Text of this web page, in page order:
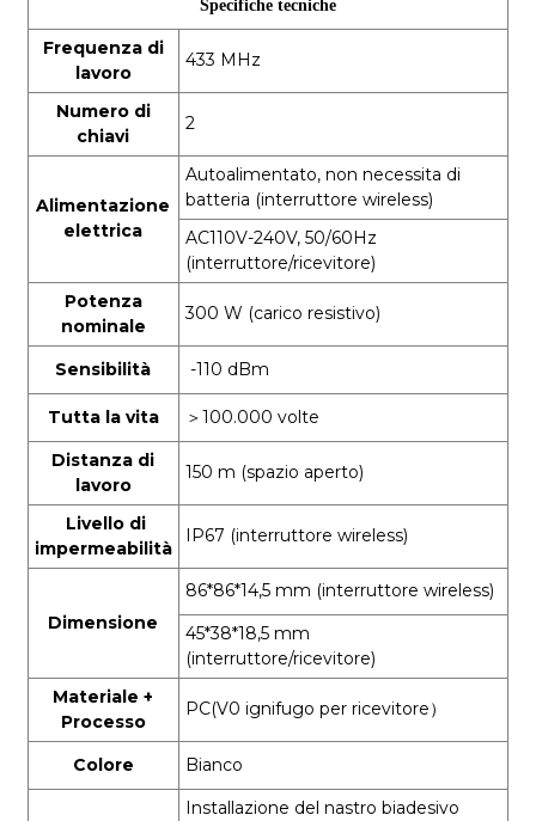
Specifiche tecniche
Frequenza di
lavoro
433 MHz
Numero di
chiavi
2
Alimentazione
elettrica
Autoalimentato, non necessita di
batteria (interruttore wireless)
AC110V-240V, 50/60Hz
(interruttore/ricevitore)
Potenza
nominale
300 W (carico resistivo)
Sensibilità -110 dBm
Tutta la vita ＞100.000 volte
Distanza di
lavoro
150 m (spazio aperto)
Livello di
impermeabilità
IP67 (interruttore wireless)
Dimensione
86*86*14,5 mm (interruttore wireless)
45*38*18,5 mm
(interruttore/ricevitore)
Materiale +
Processo
PC(V0 ignifugo per ricevitore）
Colore Bianco
Installazione del nastro biadesivo